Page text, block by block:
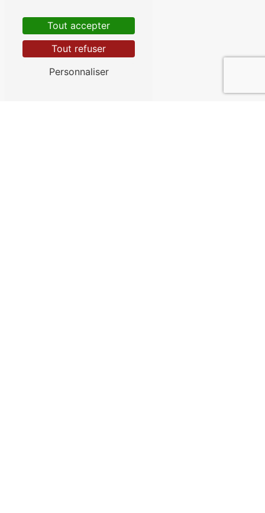
Contactez-nous
Tout accepter
Tout refuser
Personnaliser